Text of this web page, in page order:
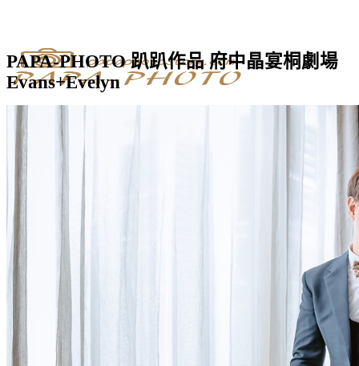
服務項目
婚禮攝影 服務內容
Wedding Day
Okinawa
Hokkaido
PAPA-PHOTO 趴趴作品 府中晶宴桐劇場
Evans+Evelyn